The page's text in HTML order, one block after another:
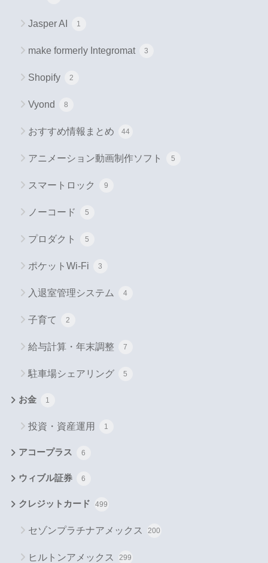
Jasper AI 1
make formerly Integromat 3
Shopify 2
Vyond 8
おすすめ情報まとめ 44
アニメーション動画制作ソフト 5
スマートロック 9
ノーコード 5
プロダクト 5
ポケットWi-Fi 3
入退室管理システム 4
子育て 2
給与計算・年末調整 7
駐車場シェアリング 5
お金 1
投資・資産運用 1
アコープラス 6
ウィブル証券 6
クレジットカード 499
セゾンプラチナアメックス 200
ヒルトンアメックス 299